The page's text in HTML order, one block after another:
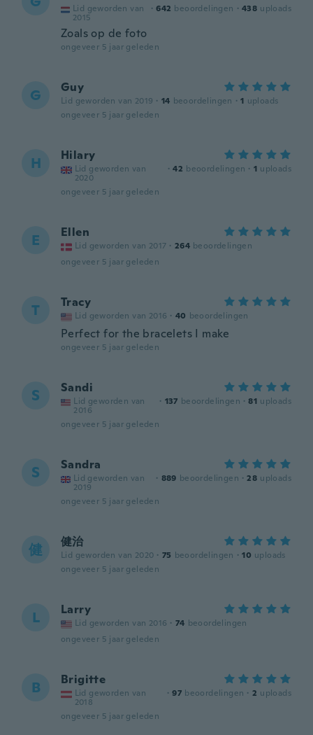
Lid geworden van
2015
· 642 beoordelingen · 438 uploads
Zoals op de foto
ongeveer 5 jaar geleden
G Guy
Lid geworden van 2019 · 14 beoordelingen · 1 uploads
ongeveer 5 jaar geleden
H Hilary
Lid geworden van
2020
· 42 beoordelingen · 1 uploads
ongeveer 5 jaar geleden
E Ellen
Lid geworden van 2017 · 264 beoordelingen
ongeveer 5 jaar geleden
T Tracy
Lid geworden van 2016 · 40 beoordelingen
Perfect for the bracelets I make
ongeveer 5 jaar geleden
S Sandi
Lid geworden van
2016
· 137 beoordelingen · 81 uploads
ongeveer 5 jaar geleden
S Sandra
Lid geworden van
2019
· 889 beoordelingen · 28 uploads
ongeveer 5 jaar geleden
健 健治
Lid geworden van 2020 · 75 beoordelingen · 10 uploads
ongeveer 5 jaar geleden
L Larry
Lid geworden van 2016 · 74 beoordelingen
ongeveer 5 jaar geleden
B Brigitte
Lid geworden van
2018
· 97 beoordelingen · 2 uploads
ongeveer 5 jaar geleden